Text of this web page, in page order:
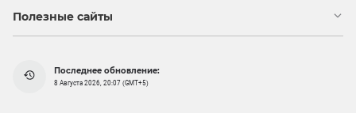
Полезные сайты
Последнее обновление:
8 Августа 2026, 20:07 (GMT+5)